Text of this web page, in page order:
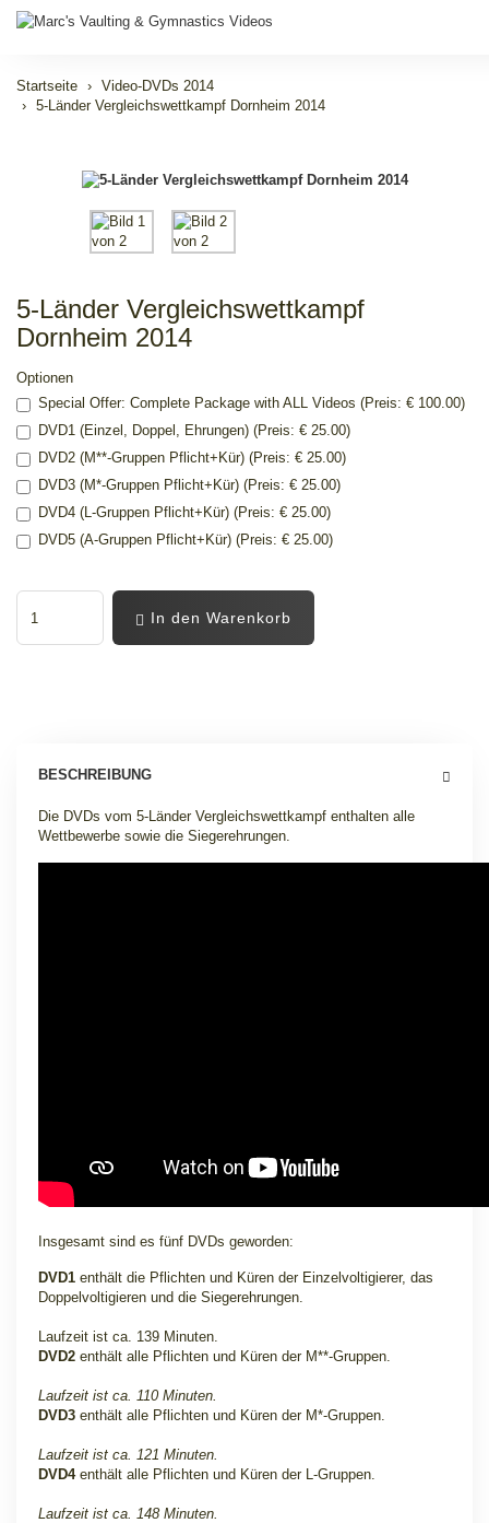
Startseite
Video-DVDs 2014
5-Länder Vergleichswettkampf Dornheim 2014
5-Länder Vergleichswettkampf
Dornheim 2014
Optionen
Special Offer: Complete Package with ALL Videos (Preis: € 100.00)
DVD1 (Einzel, Doppel, Ehrungen) (Preis: € 25.00)
DVD2 (M**-Gruppen Pflicht+Kür) (Preis: € 25.00)
DVD3 (M*-Gruppen Pflicht+Kür) (Preis: € 25.00)
DVD4 (L-Gruppen Pflicht+Kür) (Preis: € 25.00)
DVD5 (A-Gruppen Pflicht+Kür) (Preis: € 25.00)
In den Warenkorb
BESCHREIBUNG
Die DVDs vom 5-Länder Vergleichswettkampf enthalten alle
Wettbewerbe sowie die Siegerehrungen.
Insgesamt sind es fünf DVDs geworden:
DVD1 enthält die Pflichten und Küren der Einzelvoltigierer, das
Doppelvoltigieren und die Siegerehrungen.
Laufzeit ist ca. 139 Minuten.
DVD2 enthält alle Pflichten und Küren der M**-Gruppen.
Laufzeit ist ca. 110 Minuten.
DVD3 enthält alle Pflichten und Küren der M*-Gruppen.
Laufzeit ist ca. 121 Minuten.
DVD4enthält alle Pflichten und Küren der L-Gruppen.
Laufzeit ist ca. 148 Minuten.